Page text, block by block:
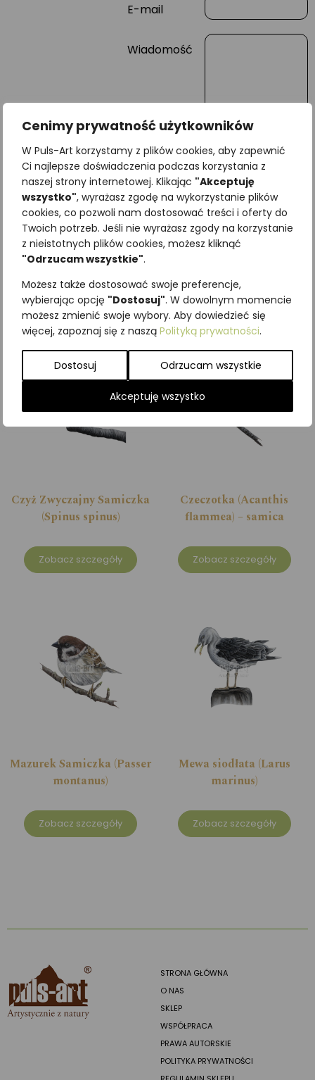
Cenimy prywatność użytkowników
W Puls-Art korzystamy z plików cookies, aby zapewnić
Ci najlepsze doświadczenia podczas korzystania z
naszej strony internetowej. Klikając "Akceptuję
wszystko", wyrażasz zgodę na wykorzystanie plików
cookies, co pozwoli nam dostosować treści i oferty do
Twoich potrzeb. Jeśli nie wyrażasz zgody na korzystanie
z nieistotnych plików cookies, możesz kliknąć
"Odrzucam wszystkie".
Możesz także dostosować swoje preferencje,
wybierając opcję "Dostosuj". W dowolnym momencie
możesz zmienić swoje wybory. Aby dowiedzieć się
więcej, zapoznaj się z naszą Polityką prywatności.
Dostosuj Odrzucam wszystkie
Akceptuję wszystko
E-mail
Wiadomość
Najniższa cena z ostatnich 30
dni:65,00zł
SKU:Brak danych
Kategorie:
Szponiaste
Podobne produkty
Czyż Zwyczajny Samiczka
(Spinus spinus)
Zobacz szczegóły
Czeczotka (Acanthis
flammea) – samica
Zobacz szczegóły
Mazurek Samiczka (Passer
montanus)
Zobacz szczegóły
Mewa siodłata (Larus
marinus)
Zobacz szczegóły
STRONA GŁÓWNA
O NAS
SKLEP
WSPÓŁPRACA
PRAWA AUTORSKIE
POLITYKA PRYWATNOŚCI